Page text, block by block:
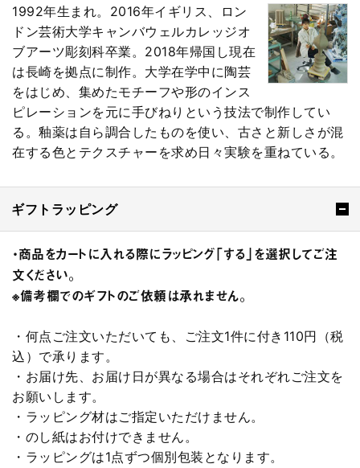
1992年生まれ。2016年イギリス、ロン
ドン芸術大学キャンバウェルカレッジオ
ブアーツ彫刻科卒業。2018年帰国し現在
は長崎を拠点に制作。大学在学中に陶芸
をはじめ、集めたモチーフや形のインス
ピレーションを元に手びねりという技法で制作してい
る。釉薬は自ら調合したものを使い、古さと新しさが混
在する色とテクスチャーを求め日々実験を重ねている。
ギフトラッピング
・商品をカートに入れる際にラッピング「する」を選択してご注
文ください。
※備考欄でのギフトのご依頼は承れません。
・何点ご注文いただいても、ご注文1件に付き110円（税
込）で承ります。
・お届け先、お届け日が異なる場合はそれぞれご注文を
お願いします。
・ラッピング材はご指定いただけません。
・のし紙はお付けできません。
・ラッピングは1点ずつ個別包装となります。